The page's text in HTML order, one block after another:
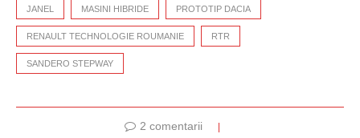
JANEL MASINI HIBRIDE PROTOTIP DACIA
RENAULT TECHNOLOGIE ROUMANIE RTR
SANDERO STEPWAY
2 comentarii